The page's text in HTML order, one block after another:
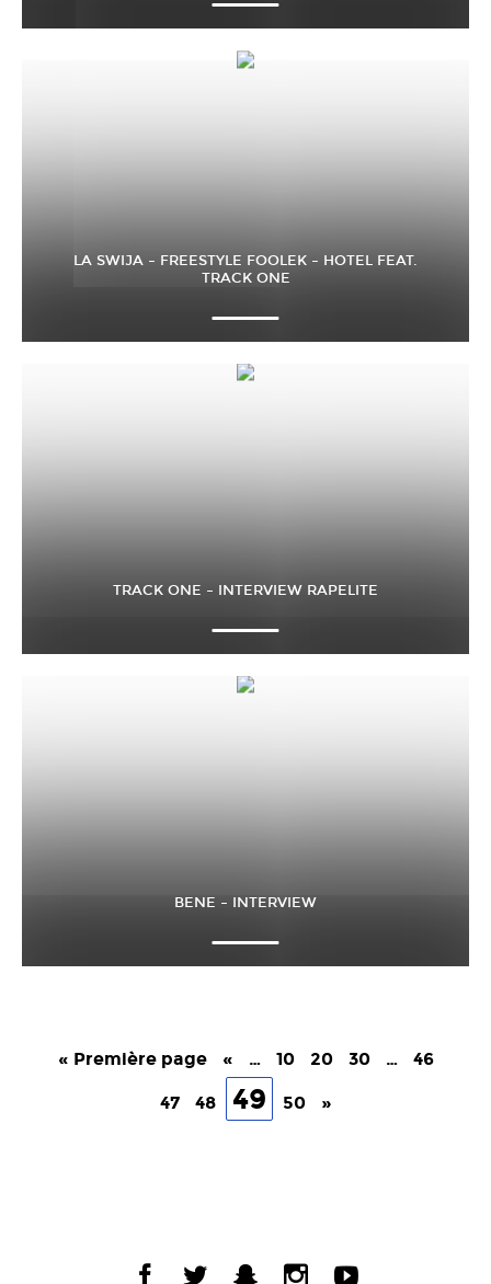
LA SWIJA – FREESTYLE FOOLEK – HOTEL FEAT.
TRACK ONE
TRACK ONE – INTERVIEW RAPELITE
BENE – INTERVIEW
« Première page « … 10 20 30 … 46
47 48 49 50 »